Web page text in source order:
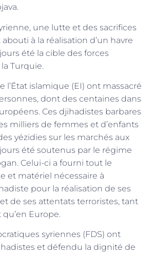
une lutte et des sacrifices
à la réalisation d’un havre
été la cible des forces
Turquie.
l’État islamique (EI) ont massacré
dont des centaines dans
Ces djihadistes barbares
milliers de femmes et d’enfants
yézidies sur les marchés aux
été soutenus par le régime
Celui-ci a fourni tout le
et matériel nécessaire à
pour la réalisation de ses
de ses attentats terroristes, tant
Europe.
syriennes (FDS) ont
et défendu la dignité de